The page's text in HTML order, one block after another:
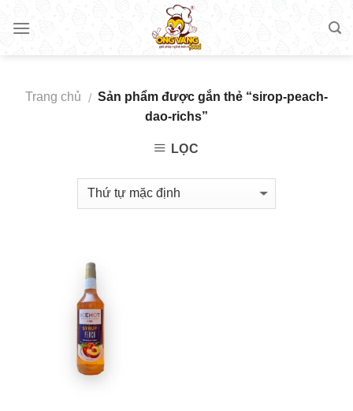
Trang chủ / Sản phẩm được gắn thẻ “sirop-peach-
dao-richs”
LỌC